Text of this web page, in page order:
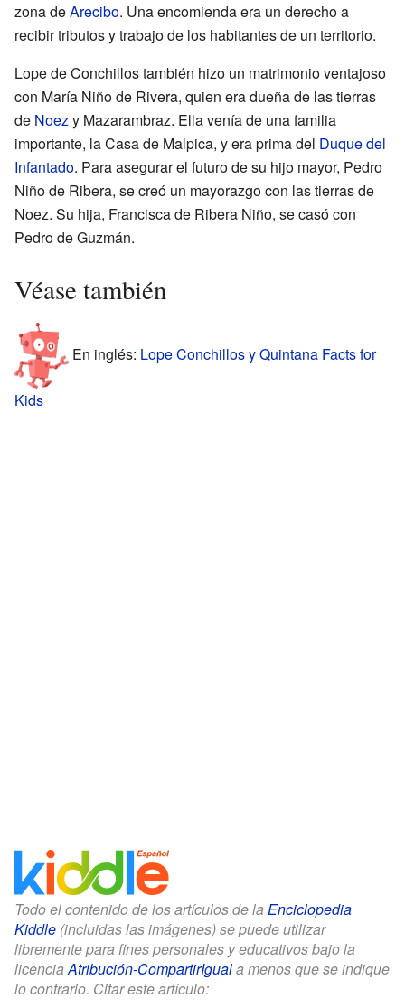
zona deArecibo. Una encomienda era un derecho a
recibir tributos y trabajo de los habitantes de un territorio.
Lope de Conchillos también hizo un matrimonio ventajoso
con María Niño de Rivera, quien era dueña de las tierras
de Noezy Mazarambraz. Ella venía de una familia
importante, la Casa de Malpica, y era prima del Duque del
Infantado. Para asegurar el futuro de su hijo mayor, Pedro
Niño de Ribera, se creó un mayorazgo con las tierras de
Noez. Su hija, Francisca de Ribera Niño, se casó con
Pedro de Guzmán.
Véase también
En inglés: Lope Conchillos y Quintana Facts for
Kids
Todo el contenido de los artículos de la Enciclopedia
Kiddle (incluidas las imágenes) se puede utilizar
libremente para fines personales y educativos bajo la
licenciaAtribución-CompartirIguala menos que se indique
lo contrario. Citar este artículo: